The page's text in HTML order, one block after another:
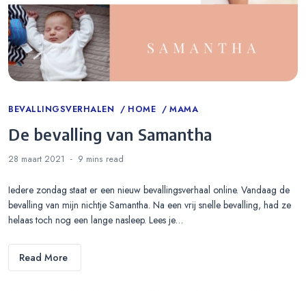
Categories
BEVALLINGSVERHALEN HOME MAMA
De bevalling van Samantha
28 maart 2021 9 mins read
Iedere zondag staat er een nieuw bevallingsverhaal online. Vandaag de
bevalling van mijn nichtje Samantha. Na een vrij snelle bevalling, had ze
helaas toch nog een lange nasleep. Lees je…
Read More